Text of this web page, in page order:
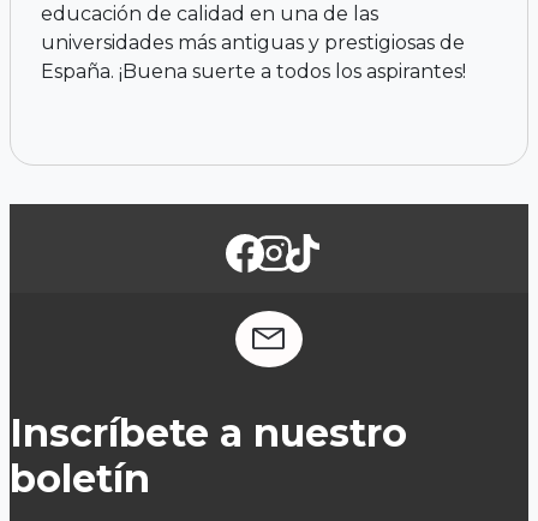
educación de calidad en una de las
universidades más antiguas y prestigiosas de
España. ¡Buena suerte a todos los aspirantes!
Inscríbete a nuestro
boletín